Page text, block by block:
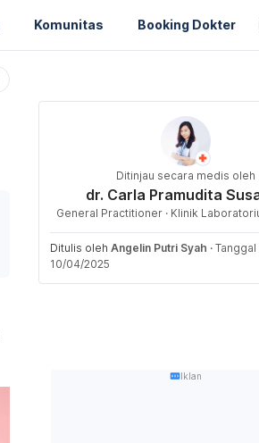
Komunitas Booking Dokter
Ditinjau secara medis oleh
dr. Carla Pramudita
General Practitioner · Klinik
Ditulis oleh Angelin Putri Syah ·
10/04/2025
Iklan